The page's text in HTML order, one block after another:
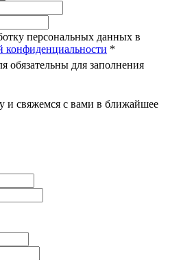
персональных данных в
конфиденциальности *
обязательны для заполнения
и свяжемся с вами в ближайшее